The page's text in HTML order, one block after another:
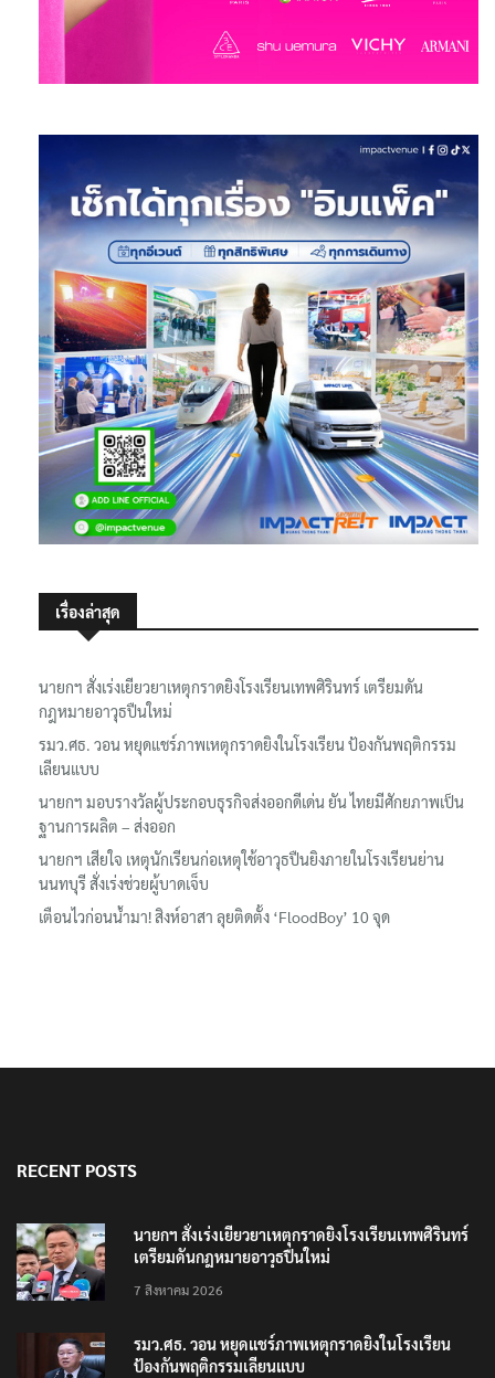
เรื่องล่าสุด
นายกฯ สั่งเร่งเยียวยาเหตุกราดยิงโรงเรียนเทพศิรินทร์ เตรียมดัน
กฎหมายอาวุธปืนใหม่
รมว.ศธ. วอน หยุดแชร์ภาพเหตุกราดยิงในโรงเรียน ป้องกันพฤติกรรม
เลียนแบบ
นายกฯ มอบรางวัลผู้ประกอบธุรกิจส่งออกดีเด่น ยัน ไทยมีศักยภาพเป็น
ฐานการผลิต – ส่งออก
นายกฯ เสียใจ เหตุนักเรียนก่อเหตุใช้อาวุธปืนยิงภายในโรงเรียนย่าน
นนทบุรี สั่งเร่งช่วยผู้บาดเจ็บ
เตือนไวก่อนน้ำมา! สิงห์อาสา ลุยติดตั้ง ‘FloodBoy’ 10 จุด
RECENT POSTS
นายกฯ สั่งเร่งเยียวยาเหตุกราดยิงโรงเรียนเทพศิรินทร์
เตรียมดันกฎหมายอาวุธปืนใหม่
7 สิงหาคม 2026
รมว.ศธ. วอน หยุดแชร์ภาพเหตุกราดยิงในโรงเรียน
ป้องกันพฤติกรรมเลียนแบบ